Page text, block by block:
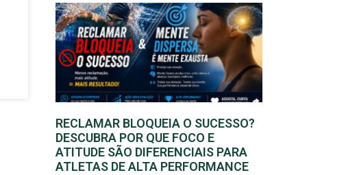
RECLAMAR BLOQUEIA O SUCESSO?
DESCUBRA POR QUE FOCO E
ATITUDE SÃO DIFERENCIAIS PARA
ATLETAS DE ALTA PERFORMANCE